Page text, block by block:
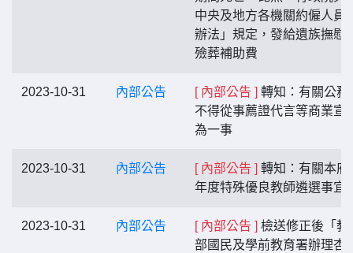
中央及地方各機關約僱人員
辦法」規定，發給遺族撫慰
殮葬補助費
2023-10-31 內部公告 [ 內部公告 ] 轉知：有關公務
不得從事薦證代言等商業宣
為一事
2023-10-31 內部公告 [ 內部公告 ] 轉知：有關本府
年度特殊優良教師遴選事宜
2023-10-31 內部公告 [ 內部公告 ] 檢送修正後「教
部國民及學前教育署辦理杏